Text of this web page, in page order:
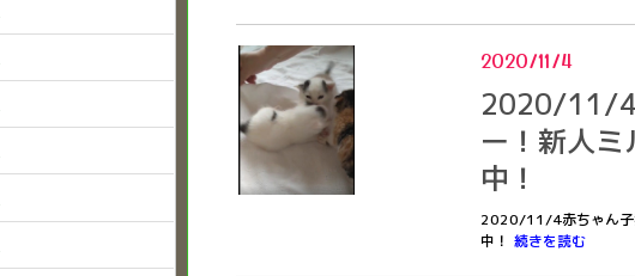
2020/11/4
2020/11/4
ー！新人
中！
2020/11/4赤ちゃん子
中！ 続きを読む